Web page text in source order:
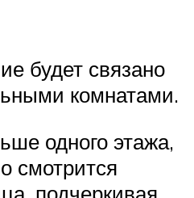
будет связано
комнатами.
одного этажа,
смотрится
подчеркивая